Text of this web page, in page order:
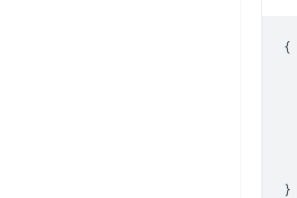
{
}